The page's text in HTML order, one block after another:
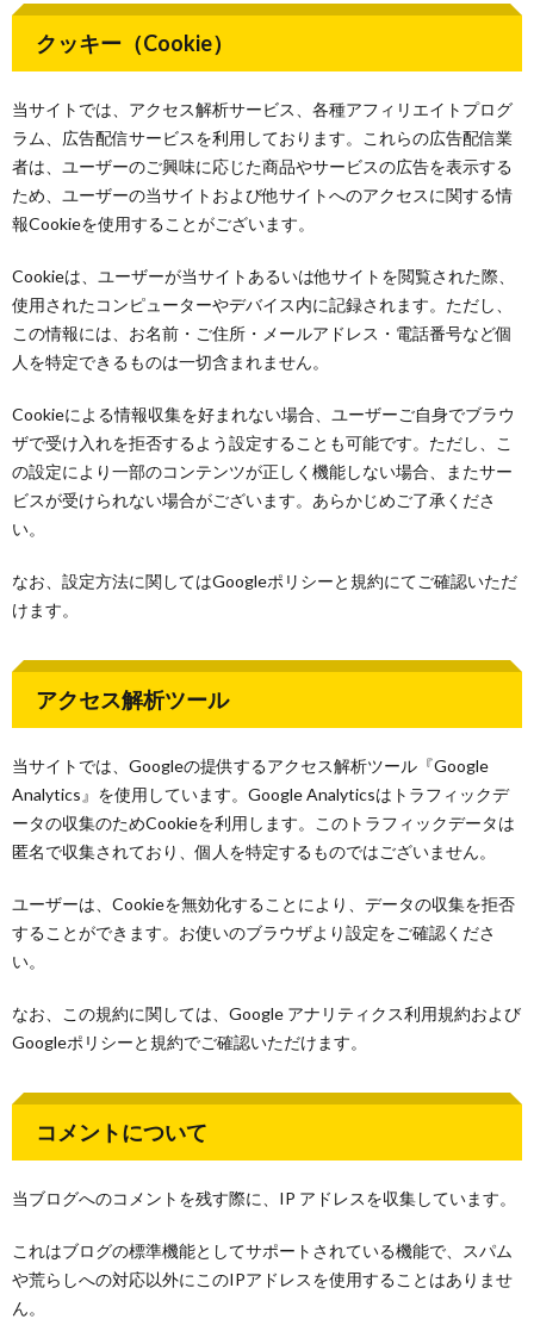
クッキー（Cookie）
当サイトでは、アクセス解析サービス、各種アフィリエイトプログ
ラム、広告配信サービスを利用しております。これらの広告配信業
者は、ユーザーのご興味に応じた商品やサービスの広告を表示する
ため、ユーザーの当サイトおよび他サイトへのアクセスに関する情
報Cookieを使用することがございます。
Cookieは、ユーザーが当サイトあるいは他サイトを閲覧された際、
使用されたコンピューターやデバイス内に記録されます。ただし、
この情報には、お名前・ご住所・メールアドレス・電話番号など個
人を特定できるものは一切含まれません。
Cookieによる情報収集を好まれない場合、ユーザーご自身でブラウ
ザで受け入れを拒否するよう設定することも可能です。ただし、こ
の設定により一部のコンテンツが正しく機能しない場合、またサー
ビスが受けられない場合がございます。あらかじめご了承くださ
い。
なお、設定方法に関してはGoogleポリシーと規約にてご確認いただ
けます。
アクセス解析ツール
当サイトでは、Googleの提供するアクセス解析ツール『Google
Analytics』を使用しています。Google Analyticsはトラフィックデ
ータの収集のためCookieを利用します。このトラフィックデータは
匿名で収集されており、個人を特定するものではございません。
ユーザーは、Cookieを無効化することにより、データの収集を拒否
することができます。お使いのブラウザより設定をご確認くださ
い。
なお、この規約に関しては、Google アナリティクス利用規約および
Googleポリシーと規約でご確認いただけます。
コメントについて
当ブログへのコメントを残す際に、IP アドレスを収集しています。
これはブログの標準機能としてサポートされている機能で、スパム
や荒らしへの対応以外にこのIPアドレスを使用することはありませ
ん。